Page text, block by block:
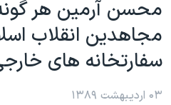
محتوای
اصلی
جهش
صفحه
موضوع ها
ایران
آمریکا
جهان
برنامه های تلویزیونی
جدول برنامه ها
صفحه‌های ویژه
محسن آرمين هر
مجاهدين انقلاب
سفارتخانه های
۰۳ اردیبهشت ۱۳۸۹